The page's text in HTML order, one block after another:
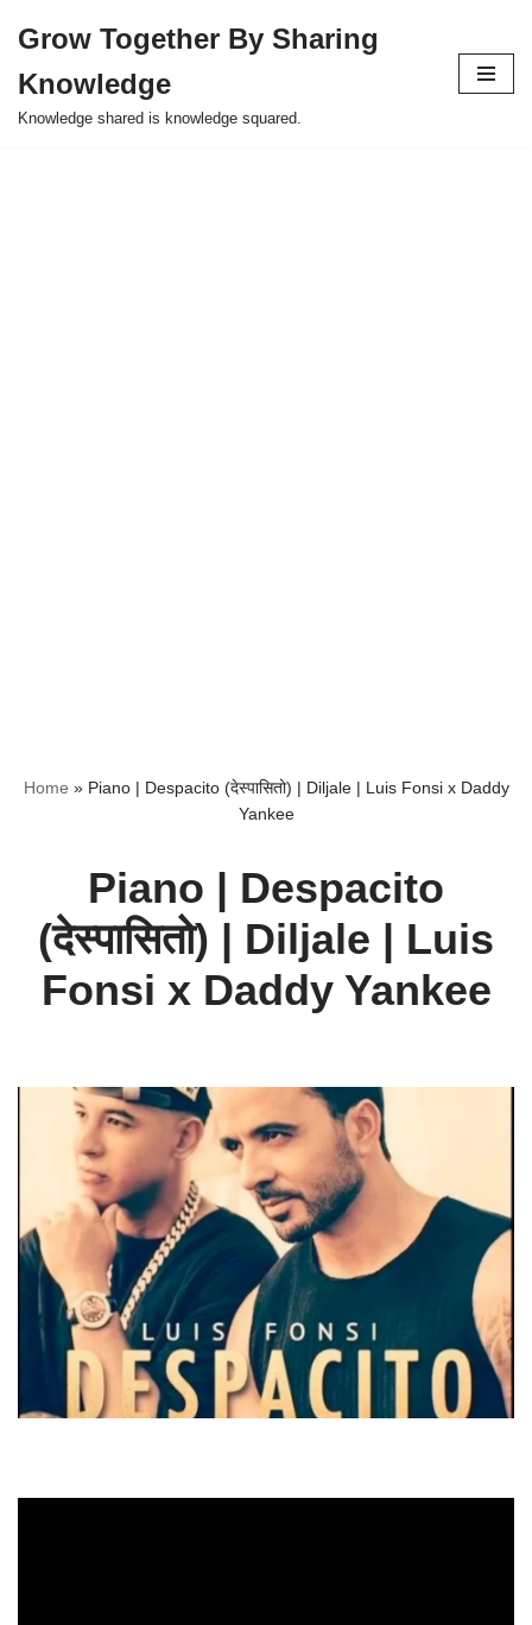
to
content
Grow Together By Sharing
Knowledge
Knowledge shared is knowledge squared.
Home » Piano | Despacito (देस्पासितो) | Diljale | Luis Fonsi x Daddy
Yankee
Piano | Despacito
(देस्पासितो) | Diljale | Luis
Fonsi x Daddy Yankee